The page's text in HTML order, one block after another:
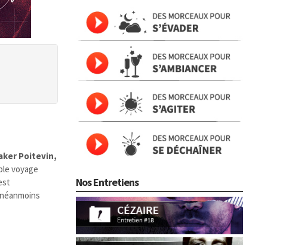
Poitevin,
voyage
Nos Entretiens